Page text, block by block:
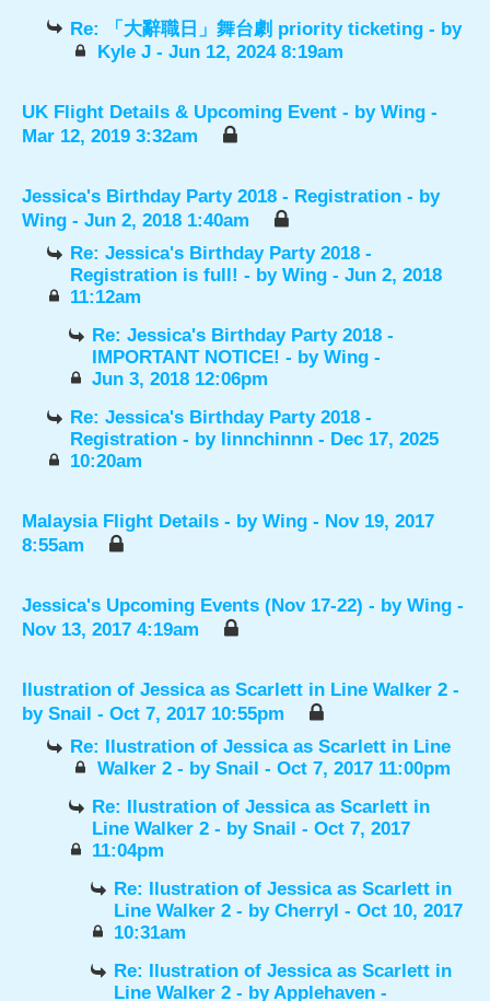
Re: 「大辭職日」舞台劇 priority ticketing - by
Kyle J- Jun 12, 2024 8:19am
UK Flight Details & Upcoming Event - by Wing -
Mar 12, 2019 3:32am
Jessica's Birthday Party 2018 - Registration - by
Wing - Jun 2, 2018 1:40am
Re: Jessica's Birthday Party 2018 -
Registration is full! - byWing - Jun 2, 2018
11:12am
Re: Jessica's Birthday Party 2018 -
IMPORTANT NOTICE! - byWing -
Jun 3, 2018 12:06pm
Re: Jessica's Birthday Party 2018 -
Registration - by linnchinnn - Dec 17, 2025
10:20am
Malaysia Flight Details - by Wing - Nov 19, 2017
8:55am
Jessica's Upcoming Events (Nov 17-22) - by Wing -
Nov 13, 2017 4:19am
Ilustration of Jessica as Scarlett in Line Walker 2 -
by Snail - Oct 7, 2017 10:55pm
Re: Ilustration of Jessica as Scarlett in Line
Walker 2 - by Snail - Oct 7, 2017 11:00pm
Re: Ilustration of Jessica as Scarlett in
Line Walker 2 - bySnail - Oct 7, 2017
11:04pm
Re: Ilustration of Jessica as Scarlett in
Line Walker 2 - byCherryl - Oct 10, 2017
10:31am
Re: Ilustration of Jessica as Scarlett in
Line Walker 2 - byApplehaven -